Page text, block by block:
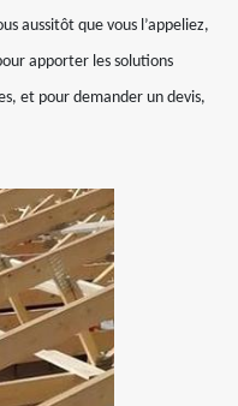
aussitôt que vous l’appeliez,
apporter les solutions
et pour demander un devis,